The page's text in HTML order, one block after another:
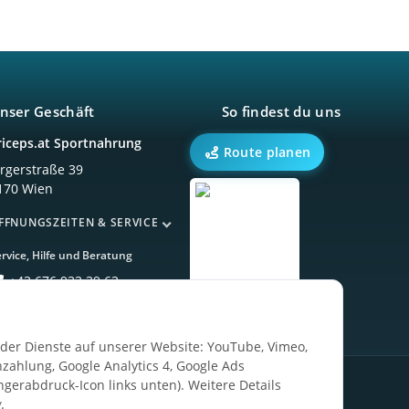
Dienste auf unserer Website: YouTube, Vimeo,
Google Analytics 4, Google Ads
Icon links unten). Weitere Details
.
Geschäft
Sportnahrung
39
Wien
& SERVICE
Hilfe und Beratung
+43 676 933 39 63
So findest du uns
Route planen